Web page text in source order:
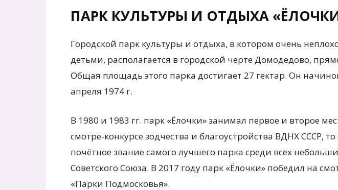
ПАРК КУЛЬТУРЫ И ОТДЫХА
Городской парк культуры и отдыха, в котором очень
детьми, располагается в городской черте Домодедово,
Общая площадь этого парка достигает 27 гектар. Он
апреля 1974 г.
В 1980 и 1983 гг. парк «Ёлочки» занимал первое и второе
смотре-конкурсе зодчества и благоустройства ВДНХ СССР, то
почётное звание самого лучшего парка среди всех
Советского Союза. В 2017 году парк «Ёлочки» победил на
«Парки Подмосковья».